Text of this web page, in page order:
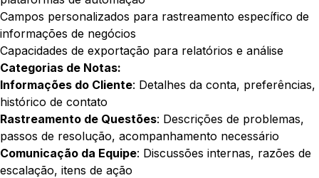
Campos personalizados para rastreamento específico de
informações de negócios
Capacidades de exportação para relatórios e análise
Categorias de Notas:
Informações do Cliente: Detalhes da conta, preferências,
histórico de contato
Rastreamento de Questões: Descrições de problemas,
passos de resolução, acompanhamento necessário
Comunicação da Equipe: Discussões internas, razões de
escalação, itens de ação